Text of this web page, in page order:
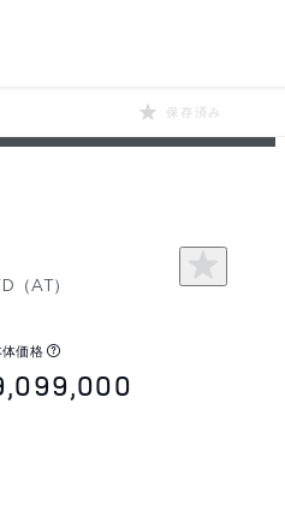
保存済み
（AT）
価格